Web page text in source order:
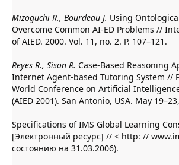
Mizoguchi R., Bourdeau J. Using
Overcome Common AI-ED Problems //
of AIED. 2000. Vol. 11, no. 2. P. 107–121.
Reyes R., Sison R. Case-Based Reasoning
Internet Agent-based Tutoring System //
World Conference on Artificial
(AIED 2001). San Antonio, USA. May
Specifications of IMS Global Learning
[Электронный ресурс] // < http: //
состоянию на 31.03.2006).